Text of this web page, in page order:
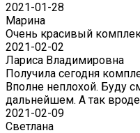
2021-01-28
Марина
Очень красивый
2021-02-02
Лариса Владимировна
Получила сегодня
Вполне неплохой. Буду
дальнейшем. А так
2021-02-09
Светлана